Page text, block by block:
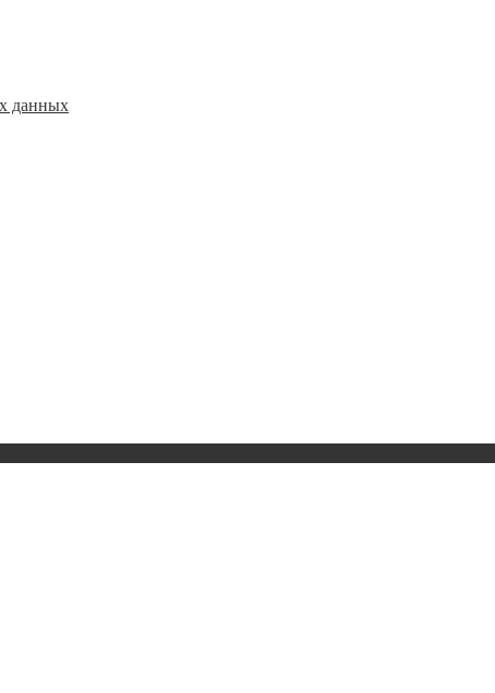
данных